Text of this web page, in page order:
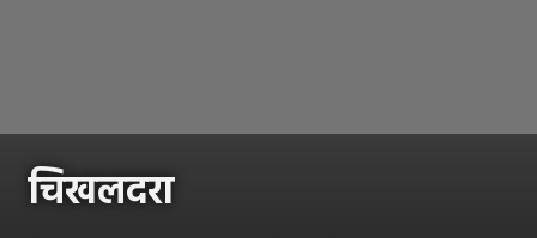
चिखलदरा